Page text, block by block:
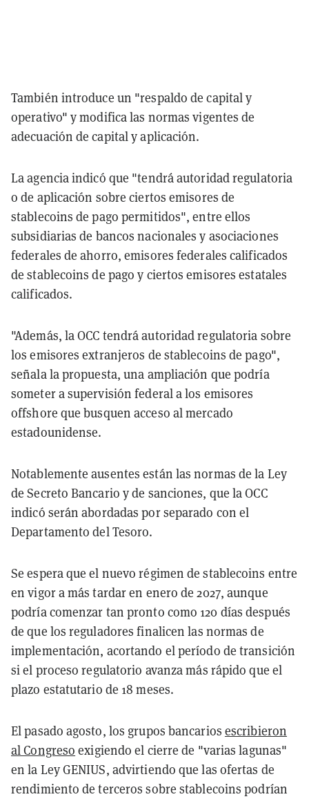
También introduce un "respaldo de capital y
operativo" y modifica las normas vigentes de
adecuación de capital y aplicación.
La agencia indicó que "tendrá autoridad regulatoria
o de aplicación sobre ciertos emisores de
stablecoins de pago permitidos", entre ellos
subsidiarias de bancos nacionales y asociaciones
federales de ahorro, emisores federales calificados
de stablecoins de pago y ciertos emisores estatales
calificados.
"Además, la OCC tendrá autoridad regulatoria sobre
los emisores extranjeros de stablecoins de pago",
señala la propuesta, una ampliación que podría
someter a supervisión federal a los emisores
offshore que busquen acceso al mercado
estadounidense.
Notablemente ausentes están las normas de la Ley
de Secreto Bancario y de sanciones, que la OCC
indicó serán abordadas por separado con el
Departamento del Tesoro.
Se espera que el nuevo régimen de stablecoins entre
en vigor a más tardar en enero de 2027, aunque
podría comenzar tan pronto como 120 días después
de que los reguladores finalicen las normas de
implementación, acortando el período de transición
si el proceso regulatorio avanza más rápido que el
plazo estatutario de 18 meses.
El pasado agosto, los grupos bancarios escribieron
al Congreso exigiendo el cierre de "varias lagunas"
en la Ley GENIUS, advirtiendo que las ofertas de
rendimiento de terceros sobre stablecoins podrían